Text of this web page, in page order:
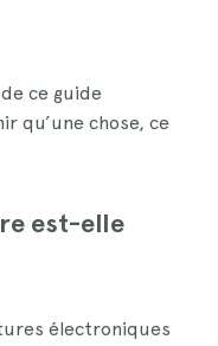
ce guide
qu’une chose, ce
est-elle
électroniques